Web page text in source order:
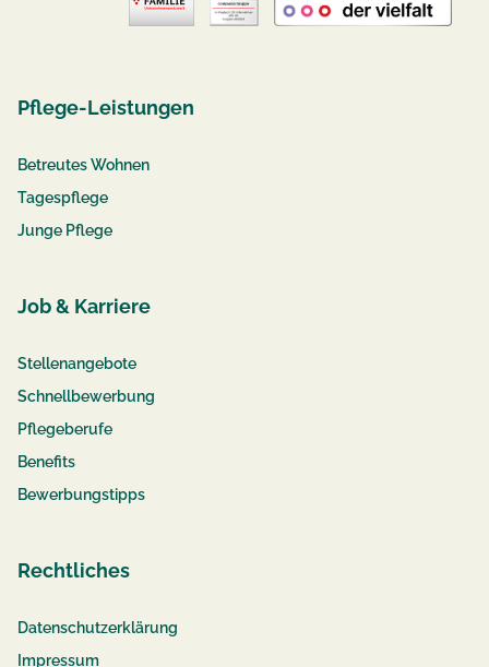
Pflege-Leistungen
Betreutes Wohnen
Tagespflege
Junge Pflege
Job & Karriere
Stellenangebote
Schnellbewerbung
Pflegeberufe
Benefits
Bewerbungstipps
Rechtliches
Datenschutzerklärung
Impressum